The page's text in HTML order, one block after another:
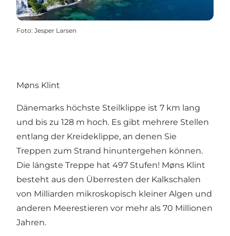
Foto: Jesper Larsen
Møns Klint
Dänemarks höchste Steilklippe ist 7 km lang
und bis zu 128 m hoch. Es gibt mehrere Stellen
entlang der Kreideklippe, an denen Sie
Treppen zum Strand hinuntergehen können.
Die längste Treppe hat 497 Stufen! Møns Klint
besteht aus den Überresten der Kalkschalen
von Milliarden mikroskopisch kleiner Algen und
anderen Meerestieren vor mehr als 70 Millionen
Jahren.